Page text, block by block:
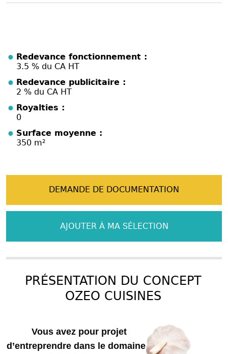
Redevance fonctionnement :
3.5 % du CA HT
Redevance publicitaire :
2 % du CA HT
Royalties :
0
Surface moyenne :
350 m²
DEMANDE DE DOCUMENTATION
AJOUTER À MA SÉLECTION
PRÉSENTATION DU CONCEPT
OZEO CUISINES
Vous avez pour projet
d’entreprendre dans le domaine